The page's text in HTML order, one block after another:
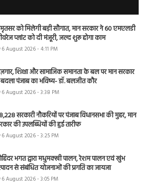
को मिलेगी बड़ी सौगात, मान सरकार ने 60 एमएलडी
प्लांट को दी मंजूरी, जल्द शुरू होगा काम
6 August 2026 - 4:11 PM
शिक्षा और सामाजिक समानता के बल पर मान सरकार
पंजाब का भविष्य- डॉ. बलजीत कौर
6 August 2026 - 3:38 PM
सरकारी नौकरियों पर पंजाब विधानसभा की मुहर, मान
की उपलब्धियों की हुई तारीफ
6 August 2026 - 3:25 PM
भगत द्वारा मधुमक्खी पालन, रेशम पालन एवं खुंभ
से संबंधित योजनाओं की प्रगति का जायजा
6 August 2026 - 3:05 PM